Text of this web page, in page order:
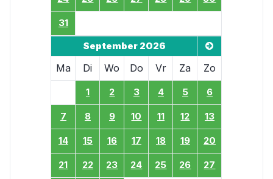
31
September 2026
Ma Di Wo Do Vr Za Zo
1 2 3 4 5 6
7 8 9 10 11 12 13
14 15 16 17 18 19 20
21 22 23 24 25 26 27